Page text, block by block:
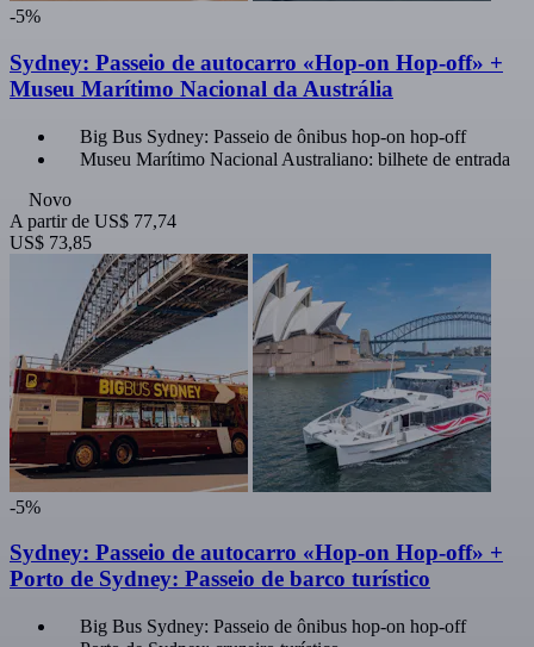
-5%
Sydney: Passeio de autocarro «Hop-on Hop-off» +
Museu Marítimo Nacional da Austrália
Big Bus Sydney: Passeio de ônibus hop-on hop-off
Museu Marítimo Nacional Australiano: bilhete de entrada
Novo
A partir de US$ 77,74
US$ 73,85
-5%
Sydney: Passeio de autocarro «Hop-on Hop-off» +
Porto de Sydney: Passeio de barco turístico
Big Bus Sydney: Passeio de ônibus hop-on hop-off